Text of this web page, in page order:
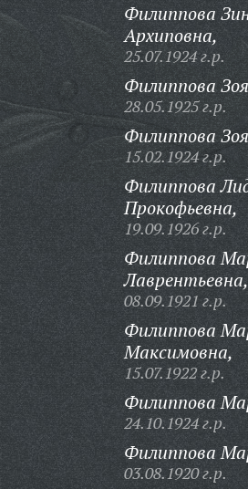
Филиппова
Архиповна,
25.07.1924 г.р.
Филиппова
28.05.1925 г.р.
Филиппова
15.02.1924 г.р.
Филиппова
Прокофьевна,
19.09.1926 г.р.
Филиппова
Лаврентьевна,
08.09.1921 г.р.
Филиппова
Максимовна,
15.07.1922 г.р.
Филиппова
24.10.1924 г.р.
Филиппова
03.08.1920 г.р.